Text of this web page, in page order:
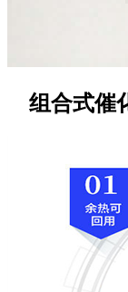
组合式催